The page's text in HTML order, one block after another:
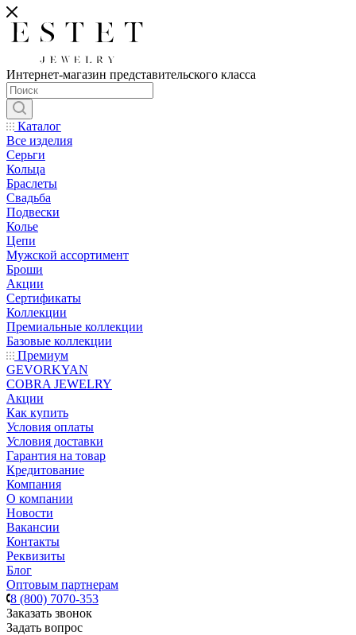
Интернет-магазин представительского класса
Каталог
Все изделия
Серьги
Кольца
Браслеты
Свадьба
Подвески
Колье
Цепи
Мужской ассортимент
Броши
Акции
Сертификаты
Коллекции
Премиальные коллекции
Базовые коллекции
Премиум
GEVORKYAN
COBRA JEWELRY
Акции
Как купить
Условия оплаты
Условия доставки
Гарантия на товар
Кредитование
Компания
О компании
Новости
Вакансии
Контакты
Реквизиты
Блог
Оптовым партнерам
8 (800) 7070-353
Заказать звонок
Задать вопрос